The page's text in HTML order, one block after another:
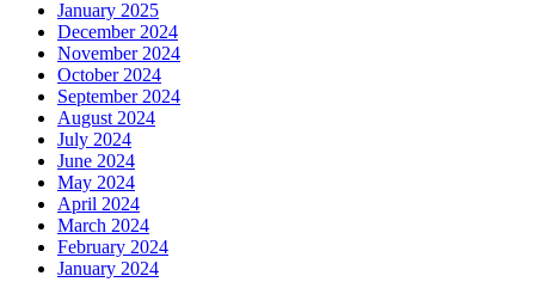
January 2025
December 2024
November 2024
October 2024
September 2024
August 2024
July 2024
June 2024
May 2024
April 2024
March 2024
February 2024
January 2024